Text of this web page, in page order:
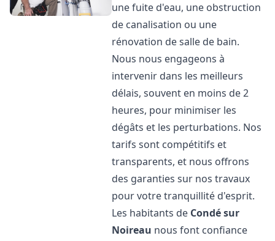
une fuite d'eau, une obstruction
de canalisation ou une
rénovation de salle de bain.
Nous nous engageons à
intervenir dans les meilleurs
délais, souvent en moins de 2
heures, pour minimiser les
dégâts et les perturbations. Nos
tarifs sont compétitifs et
transparents, et nous offrons
des garanties sur nos travaux
pour votre tranquillité d'esprit.
Les habitants de Condé sur
Noireau nous font confiance